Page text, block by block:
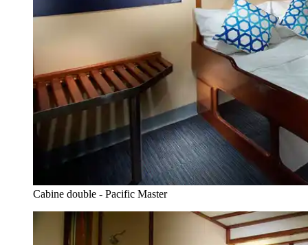
Cabine double - Pacific Master